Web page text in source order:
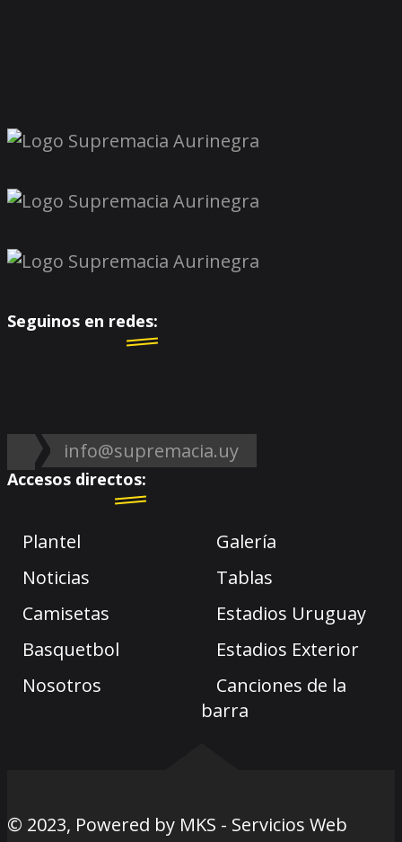
Seguinos en redes:
info@supremacia.uy
Accesos directos:
Plantel
Galería
Noticias
Tablas
Camisetas
Estadios Uruguay
Basquetbol
Estadios Exterior
Nosotros
Canciones de la
barra
© 2023, Powered by MKS - Servicios Web